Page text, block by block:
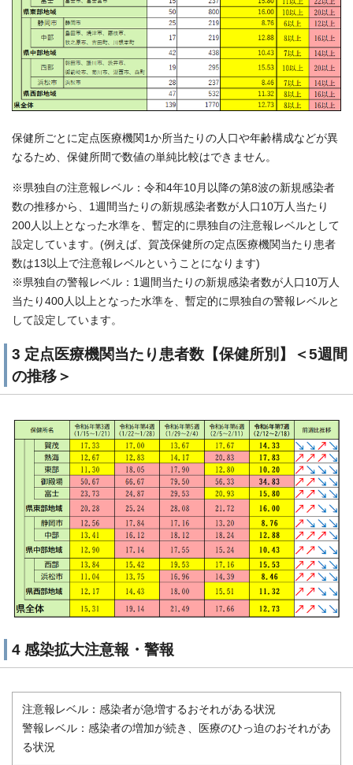
保健所ごとに定点医療機関1か所当たりの人口や年齢構成などが異
なるため、保健所間で数値の単純比較はできません。
※県独自の注意報レベル：令和4年10月以降の第8波の新規感染者
数の推移から、1週間当たりの新規感染者数が人口10万人当たり
200人以上となった水準を、暫定的に県独自の注意報レベルとして
設定しています。(例えば、賀茂保健所の定点医療機関当たり患者
数は13以上で注意報レベルということになります)
※県独自の警報レベル：1週間当たりの新規感染者数が人口10万人
当たり400人以上となった水準を、暫定的に県独自の警報レベルと
して設定しています。
3 定点医療機関当たり患者数【保健所別】＜5週間
の推移＞
4 感染拡大注意報・警報
注意報レベル：感染者が急増するおそれがある状況
警報レベル：感染者の増加が続き、医療のひっ迫のおそれがあ
る状況